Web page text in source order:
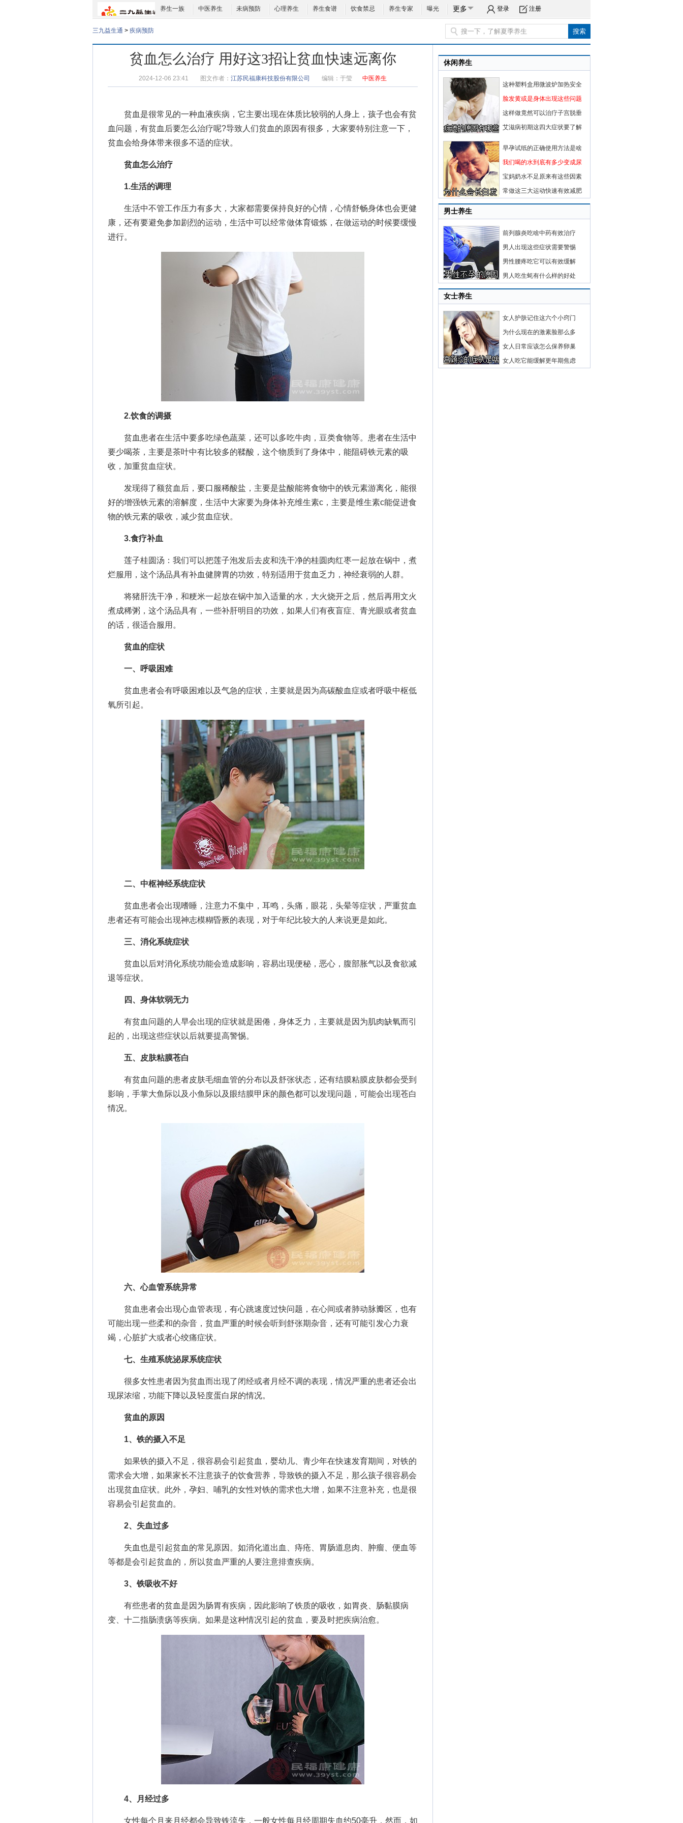
养生一族 中医养生 未病预防 心理养生 养生食谱 饮食禁忌 养生专家 曝光 更多 登录 注册
三九益生通 > 疾病预防
贫血怎么治疗 用好这3招让贫血快速远离你
2024-12-06 23:41 图文作者： 江苏民福康科技股份有限公司 编辑： 于莹 中医养生
贫血是很常见的一种血液疾病，它主要出现在体质比较弱的人身上，孩子也会有贫
血问题，有贫血后要怎么治疗呢?导致人们贫血的原因有很多，大家要特别注意一下，
贫血会给身体带来很多不适的症状。
贫血怎么治疗
1.生活的调理
生活中不管工作压力有多大，大家都需要保持良好的心情，心情舒畅身体也会更健
康，还有要避免参加剧烈的运动，生活中可以经常做体育锻炼，在做运动的时候要缓慢
进行。
2.饮食的调摄
贫血患者在生活中要多吃绿色蔬菜，还可以多吃牛肉，豆类食物等。患者在生活中
要少喝茶，主要是茶叶中有比较多的鞣酸，这个物质到了身体中，能阻碍铁元素的吸
收，加重贫血症状。
发现得了额贫血后，要口服稀酸盐，主要是盐酸能将食物中的铁元素游离化，能很
好的增强铁元素的溶解度，生活中大家要为身体补充维生素c，主要是维生素c能促进食
物的铁元素的吸收，减少贫血症状。
3.食疗补血
莲子桂圆汤：我们可以把莲子泡发后去皮和洗干净的桂圆肉红枣一起放在锅中，煮
烂服用，这个汤品具有补血健脾胃的功效，特别适用于贫血乏力，神经衰弱的人群。
将猪肝洗干净，和粳米一起放在锅中加入适量的水，大火烧开之后，然后再用文火
煮成稀粥，这个汤品具有，一些补肝明目的功效，如果人们有夜盲症、青光眼或者贫血
的话，很适合服用。
贫血的症状
一、呼吸困难
贫血患者会有呼吸困难以及气急的症状，主要就是因为高碳酸血症或者呼吸中枢低
氧所引起。
二、中枢神经系统症状
贫血患者会出现嗜睡，注意力不集中，耳鸣，头痛，眼花，头晕等症状，严重贫血
患者还有可能会出现神志模糊昏厥的表现，对于年纪比较大的人来说更是如此。
三、消化系统症状
贫血以后对消化系统功能会造成影响，容易出现便秘，恶心，腹部胀气以及食欲减
退等症状。
四、身体软弱无力
有贫血问题的人早会出现的症状就是困倦，身体乏力，主要就是因为肌肉缺氧而引
起的，出现这些症状以后就要提高警惕。
五、皮肤粘膜苍白
有贫血问题的患者皮肤毛细血管的分布以及舒张状态，还有结膜粘膜皮肤都会受到
影响，手掌大鱼际以及小鱼际以及眼结膜甲床的颜色都可以发现问题，可能会出现苍白
情况。
六、心血管系统异常
贫血患者会出现心血管表现，有心跳速度过快问题，在心间或者肺动脉瓣区，也有
可能出现一些柔和的杂音，贫血严重的时候会听到舒张期杂音，还有可能引发心力衰
竭，心脏扩大或者心绞痛症状。
七、生殖系统泌尿系统症状
很多女性患者因为贫血而出现了闭经或者月经不调的表现，情况严重的患者还会出
现尿浓缩，功能下降以及轻度蛋白尿的情况。
贫血的原因
1、铁的摄入不足
如果铁的摄入不足，很容易会引起贫血，婴幼儿、青少年在快速发育期间，对铁的
需求会大增，如果家长不注意孩子的饮食营养，导致铁的摄入不足，那么孩子很容易会
出现贫血症状。此外，孕妇、哺乳的女性对铁的需求也大增，如果不注意补充，也是很
容易会引起贫血的。
2、失血过多
失血也是引起贫血的常见原因。如消化道出血、痔疮、胃肠道息肉、肿瘤、便血等
等都是会引起贫血的，所以贫血严重的人要注意排查疾病。
3、铁吸收不好
有些患者的贫血是因为肠胃有疾病，因此影响了铁质的吸收，如胃炎、肠黏膜病
变、十二指肠溃疡等疾病。如果是这种情况引起的贫血，要及时把疾病治愈。
4、月经过多
女性每个月来月经都会导致铁流失，一般女性每月经周期失血约50毫升，然而，如
休闲养生
这种塑料盒用微波炉加热安全
脸发黄或是身体出现这些问题
这样做竟然可以治疗子宫脱垂
艾滋病初期这四大症状要了解
早孕试纸的正确使用方法是啥
我们喝的水到底有多少变成尿
宝妈奶水不足原来有这些因素
常做这三大运动快速有效减肥
男士养生
前列腺炎吃啥中药有效治疗
男人出现这些症状需要警惕
男性腰疼吃它可以有效缓解
男人吃生蚝有什么样的好处
女士养生
女人护肤记住这六个小窍门
为什么现在的激素脸那么多
女人日常应该怎么保养卵巢
女人吃它能缓解更年期焦虑